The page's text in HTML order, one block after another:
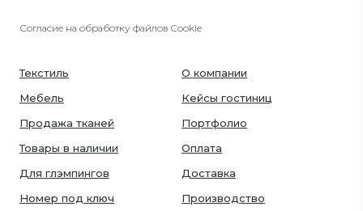
Согласие на обработку файлов Cookie
Текстиль
Мебель
Продажа тканей
Товары в наличии
Для глэмпингов
Номер под ключ
О компании
Кейсы гостиниц
Портфолио
Оплата
Доставка
Производство